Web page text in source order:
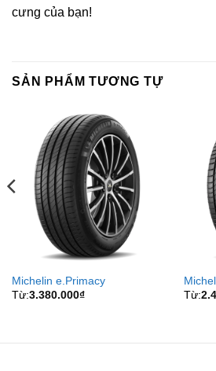
cưng của bạn!
SẢN PHẨM TƯƠNG TỰ
Michelin e.Primacy
Từ:3.380.000₫
Từ: